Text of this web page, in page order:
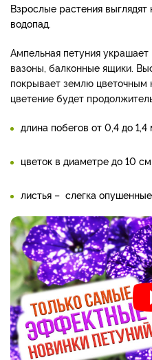
Взрослые растения
водопад.
Ампельная петуния
вазоны, балконные ящики.
покрывает землю цветочным
цветение будет
длина побегов от 0,4 до 1,4
цветок в диаметре до 10 см;
листья – слегка